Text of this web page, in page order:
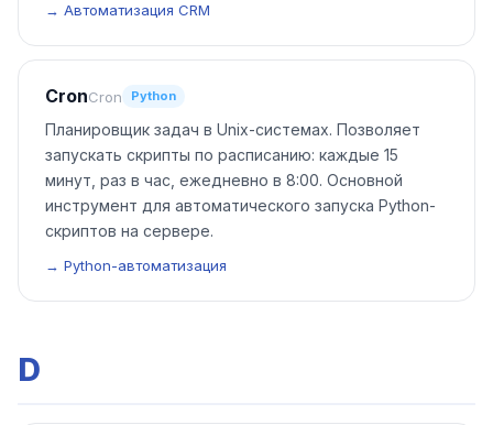
→ Автоматизация CRM
CronCron Python
Планировщик задач в Unix-системах. Позволяет
запускать скрипты по расписанию: каждые 15
минут, раз в час, ежедневно в 8:00. Основной
инструмент для автоматического запуска Python-
скриптов на сервере.
→ Python-автоматизация
D